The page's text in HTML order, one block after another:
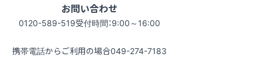
お問い合わせ
0120-589-519受付時間：9:00～16:00
携帯電話からご利用の場合049-274-7183